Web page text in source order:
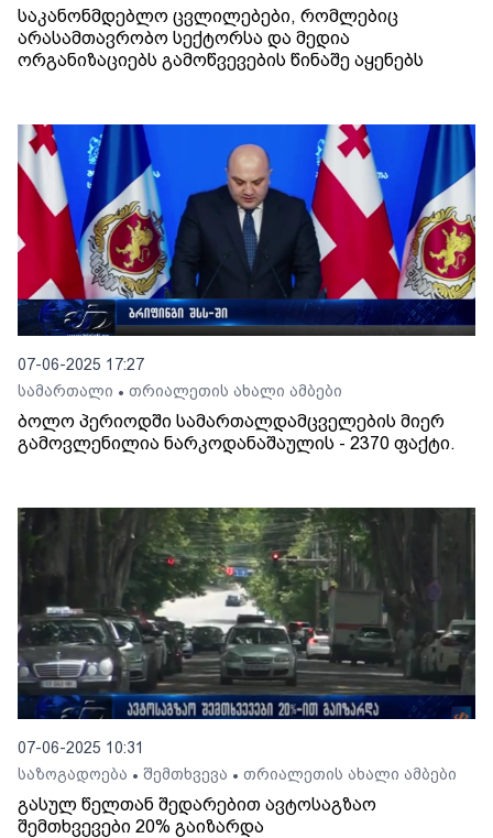
საკანონმდებლო ცვლილებები, რომლებიც
არასამთავრობო სექტორსა და მედია
ორგანიზაციებს გამოწვევების წინაშე აყენებს
07-06-2025 17:27
სამართალი • თრიალეთის ახალი ამბები
ბოლო პერიოდში სამართალდამცველების მიერ
გამოვლენილია ნარკოდანაშაულის - 2370 ფაქტი.
07-06-2025 10:31
საზოგადოება • შემთხვევა • თრიალეთის ახალი ამბები
გასულ წელთან შედარებით ავტოსაგზაო
შემთხვევები 20% გაიზარდა